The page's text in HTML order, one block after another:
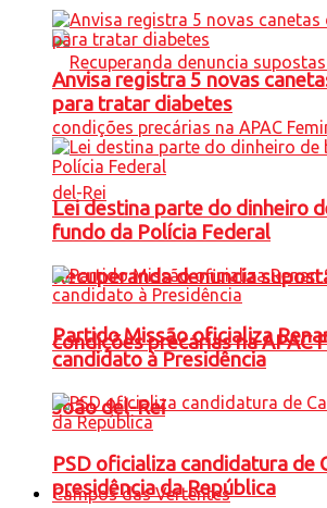
Recuperanda denuncia
condições precárias na APAC
João del-Rei
Campos das Vertentes
Anvisa registra 5 novas
para tratar diabetes
Lei destina parte do dinheiro
fundo da Polícia Federal
Partido Missão oficializa
candidato à Presidência
PSD oficializa candidatura de
presidência da República